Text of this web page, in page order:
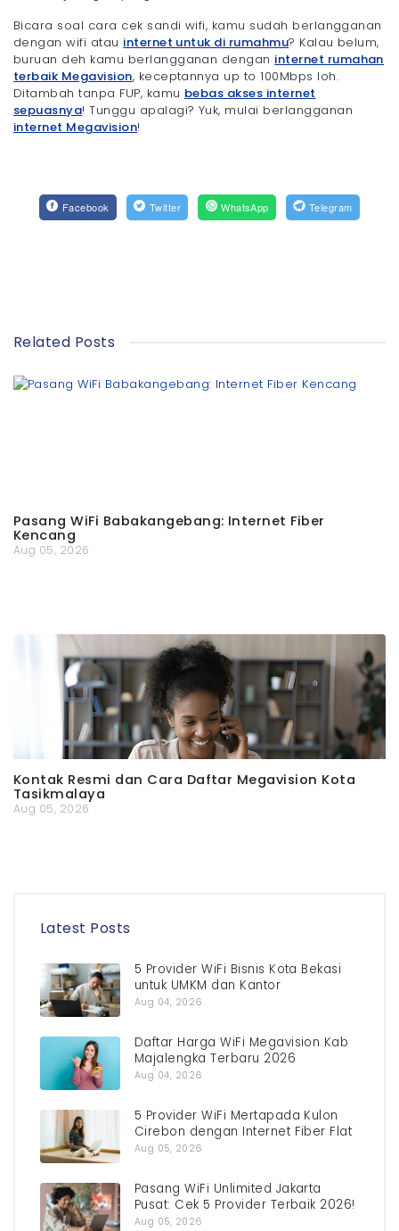
Bicara soal cara cek sandi wifi, kamu sudah berlangganan
dengan wifi atau internet untuk di rumahmu? Kalau belum,
buruan deh kamu berlangganan dengan internet rumahan
terbaik Megavision, keceptannya up to 100Mbps loh.
Ditambah tanpa FUP, kamu bebas akses internet
sepuasnya! Tunggu apalagi? Yuk, mulai berlangganan
internet Megavision!
Facebook Twitter WhatsApp Telegram
Related Posts
Pasang WiFi Babakangebang: Internet Fiber
Kencang
Aug 05, 2026
Kontak Resmi dan Cara Daftar Megavision Kota
Tasikmalaya
Aug 05, 2026
Latest Posts
5 Provider WiFi Bisnis Kota Bekasi
untuk UMKM dan Kantor
Aug 04, 2026
Daftar Harga WiFi Megavision Kab
Majalengka Terbaru 2026
Aug 04, 2026
5 Provider WiFi Mertapada Kulon
Cirebon dengan Internet Fiber Flat
Aug 05, 2026
Pasang WiFi Unlimited Jakarta
Pusat: Cek 5 Provider Terbaik 2026!
Aug 05, 2026